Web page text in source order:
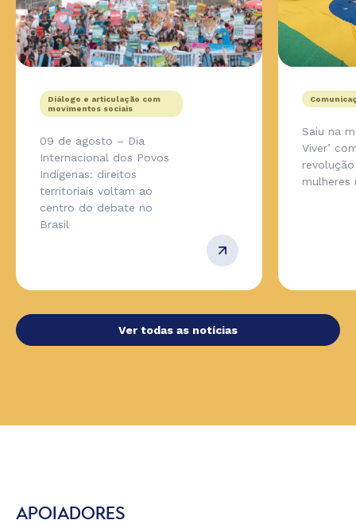
Diálogo e articulação com
movimentos sociais
09 de agosto – Dia
Internacional dos Povos
Indígenas: direitos
territoriais voltam ao
centro do debate no
Brasil
Saiu na
Viver’
mulheres
Ver todas as notícias
APOIADORES